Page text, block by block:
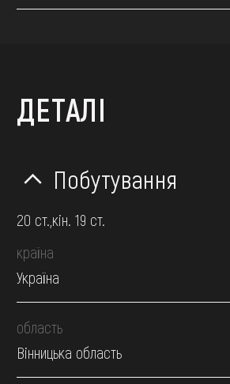
ДЕТАЛІ
Побутування
20 ст.,кін. 19 ст.
країна
Україна
область
Вінницька область